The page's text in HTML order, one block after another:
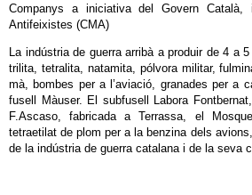
Companys a iniciativa del Govern
Antifeixistes (CMA)
La indústria de guerra arribà a produir de 4 a
trilita, tetralita, natamita, pólvora militar,
mà, bombes per a l’aviació, granades per a
fusell Màuser. El subfusell Labora
F.Ascaso, fabricada a Terrassa, el
tetraetilat de plom per a la benzina dels
de la indústria de guerra catalana i de la seva